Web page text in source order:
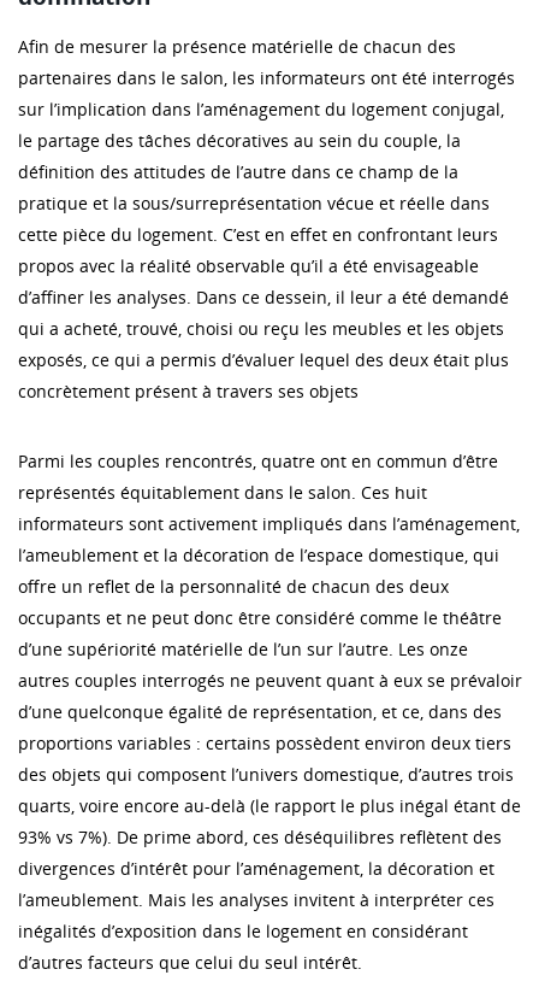
Afin de mesurer la présence matérielle de chacun des
partenaires dans le salon, les informateurs ont été interrogés
sur l’implication dans l’aménagement du logement conjugal,
le partage des tâches décoratives au sein du couple, la
définition des attitudes de l’autre dans ce champ de la
pratique et la sous/surreprésentation vécue et réelle dans
cette pièce du logement. C’est en effet en confrontant leurs
propos avec la réalité observable qu’il a été envisageable
d’affiner les analyses. Dans ce dessein, il leur a été demandé
qui a acheté, trouvé, choisi ou reçu les meubles et les objets
exposés, ce qui a permis d’évaluer lequel des deux était plus
concrètement présent à travers ses objets
Parmi les couples rencontrés, quatre ont en commun d’être
représentés équitablement dans le salon. Ces huit
informateurs sont activement impliqués dans l’aménagement,
l’ameublement et la décoration de l’espace domestique, qui
offre un reflet de la personnalité de chacun des deux
occupants et ne peut donc être considéré comme le théâtre
d’une supériorité matérielle de l’un sur l’autre. Les onze
autres couples interrogés ne peuvent quant à eux se prévaloir
d’une quelconque égalité de représentation, et ce, dans des
proportions variables : certains possèdent environ deux tiers
des objets qui composent l’univers domestique, d’autres trois
quarts, voire encore au-delà (le rapport le plus inégal étant de
93% vs 7%). De prime abord, ces déséquilibres reflètent des
divergences d’intérêt pour l’aménagement, la décoration et
l’ameublement. Mais les analyses invitent à interpréter ces
inégalités d’exposition dans le logement en considérant
d’autres facteurs que celui du seul intérêt.